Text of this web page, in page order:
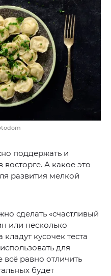
поддержать и
восторге. А какое это
развития мелкой
сделать «счастливый
или несколько
кусочек теста
для
равно отличить
будет